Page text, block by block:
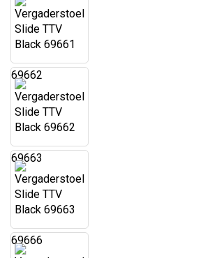
69662
69663
69666